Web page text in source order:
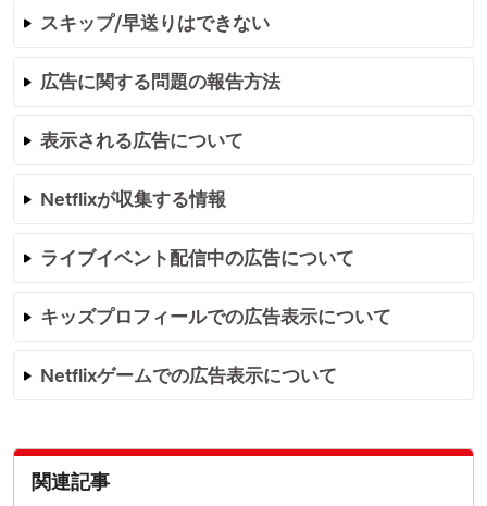
スキップ/早送りはできない
広告に関する問題の報告方法
表示される広告について
Netflixが収集する情報
ライブイベント配信中の広告について
キッズプロフィールでの広告表示について
Netflixゲームでの広告表示について
関連記事